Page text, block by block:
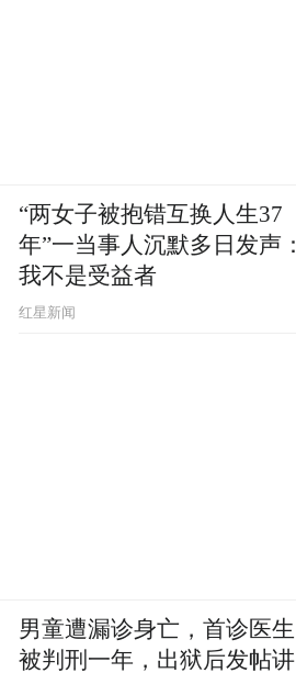
“两女子被抱错互换人生37
年”一当事人沉默多日发声：
我不是受益者
红星新闻
男童遭漏诊身亡，首诊医生
被判刑一年，出狱后发帖讲